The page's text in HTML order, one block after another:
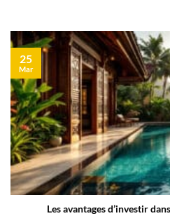
Les avantages d’investir
25
Mar